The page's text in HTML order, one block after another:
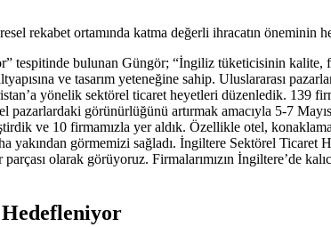
rekabet ortamında katma değerli ihracatın öneminin
tespitinde bulunan Güngör; “İngiliz tüketicisinin
ve tasarım yeteneğine sahip. Uluslararası
yönelik sektörel ticaret heyetleri düzenledik. 139
pazarlardaki görünürlüğünü artırmak amacıyla 5-7
ve 10 firmamızla yer aldık. Özellikle otel,
yakından görmemizi sağladı. İngiltere Sektörel
olarak görüyoruz. Firmalarımızın İngiltere’de